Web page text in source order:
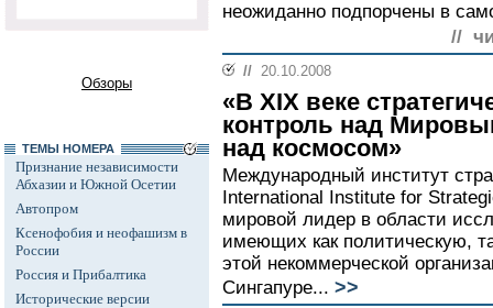
Обзоры
ТЕМЫ НОМЕРА
Признание независимости
Абхазии и Южной Осетии
Автопром
Ксенофобия и неофашизм в
России
Россия и Прибалтика
Исторические версии
неожиданно подпорчены в
//
// 20.10.2008
«В ХIХ веке
контроль над
над космосом»
Международный институт
International Institute for
мировой лидер в области
имеющих как политическую,
этой некоммерческой
Сингапуре... >>